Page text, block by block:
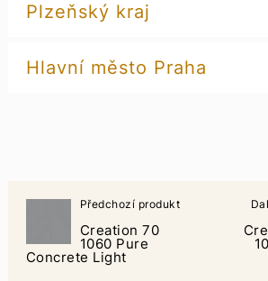
Plzeňský kraj
Hlavní město Praha
Předchozí produkt
Creation 70
1060 Pure
Concrete Light